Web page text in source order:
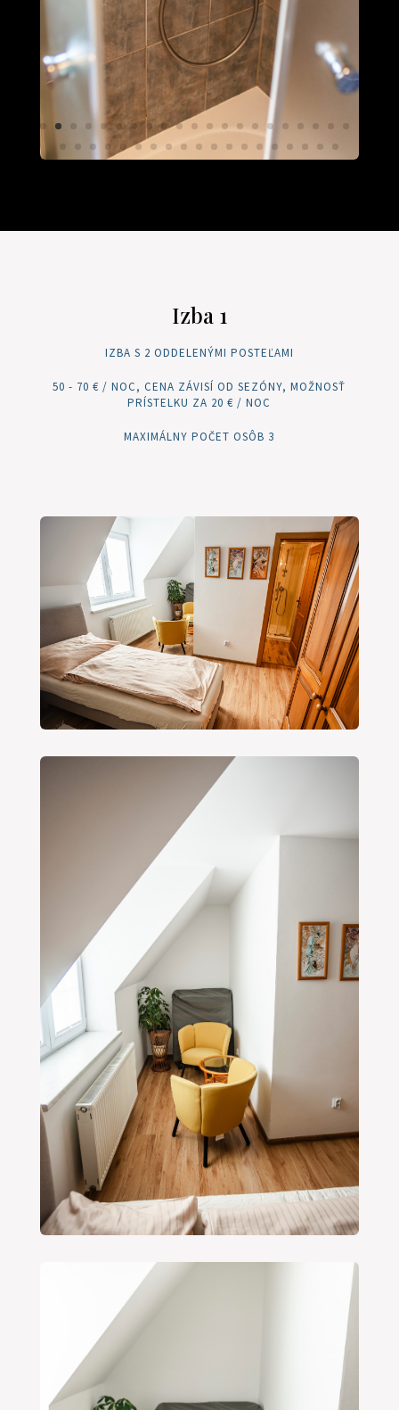
Izba 1
IZBA S 2 ODDELENÝMI POSTEĽAMI
50 - 70 € / NOC, CENA ZÁVISÍ OD SEZÓNY, MOŽNOSŤ
PRÍSTELKU ZA 20 € / NOC
MAXIMÁLNY POČET OSÔB 3